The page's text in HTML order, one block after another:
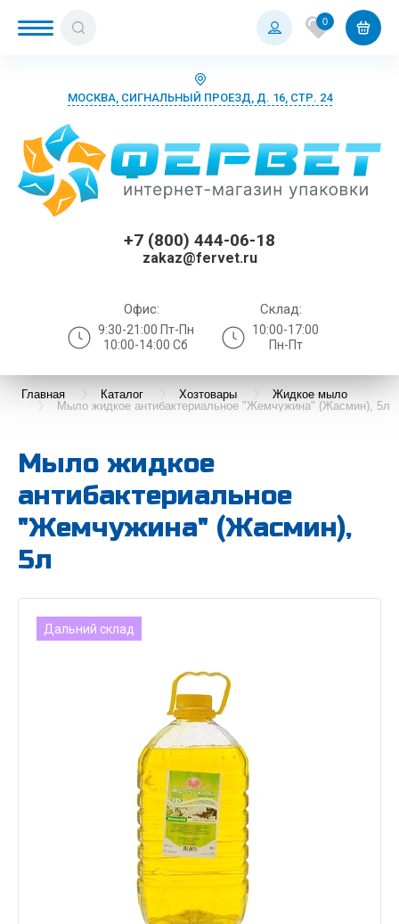
0
МОСКВА, СИГНАЛЬНЫЙ ПРОЕЗД, Д. 16, СТР. 24
+7 (800) 444-06-18
zakaz@fervet.ru
Офис:
9:30-21:00 Пт-Пн
10:00-14:00 Сб
Склад:
10:00-17:00
Пн-Пт
Главная Каталог Хозтовары
Жидкое мыло
Мыло жидкое антибактериальное "Жемчужина" (Жасмин), 5л
Мыло жидкое
антибактериальное
"Жемчужина" (Жасмин),
5л
Дальний склад